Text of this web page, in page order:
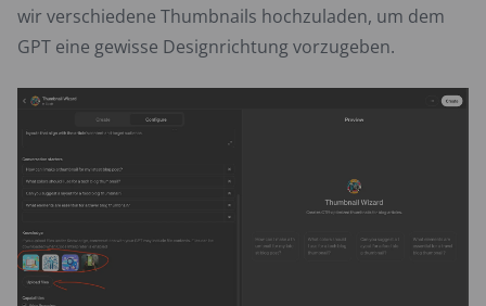
wir verschiedene Thumbnails hochzuladen, um dem
GPT eine gewisse Designrichtung vorzugeben.